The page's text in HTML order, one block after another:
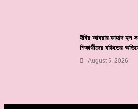
ইবির আবরার ফাহাদ হল
শিক্ষার্থীদের বঞ্চিতের
August 5, 2026